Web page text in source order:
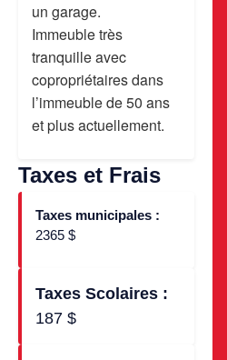
un garage.
Immeuble très
tranquille avec
copropriétaires dans
l’immeuble de 50 ans
et plus actuellement.
Taxes et Frais
Taxes municipales :
2365 $
Taxes Scolaires​ :
187 $